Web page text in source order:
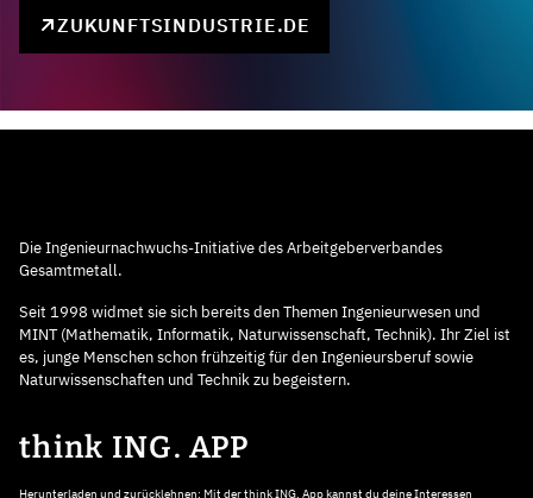
ZUKUNFTSINDUSTRIE.DE
Die Ingenieurnachwuchs-Initiative des Arbeitgeberverbandes
Gesamtmetall.
Seit 1998 widmet sie sich bereits den Themen Ingenieurwesen und
MINT (Mathematik, Informatik, Naturwissenschaft, Technik). Ihr Ziel ist
es, junge Menschen schon frühzeitig für den Ingenieursberuf sowie
Naturwissenschaften und Technik zu begeistern.
think ING. APP
Herunterladen und zurücklehnen: Mit der think ING. App kannst du deine Interessen